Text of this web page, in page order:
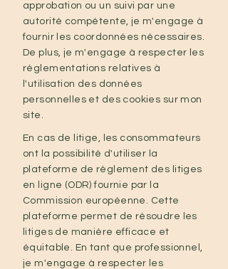
approbation ou un suivi par une
autorité compétente, je m'engage à
fournir les coordonnées nécessaires.
De plus, je m'engage à respecter les
réglementations relatives à
l'utilisation des données
personnelles et des cookies sur mon
site.
En cas de litige, les consommateurs
ont la possibilité d'utiliser la
plateforme de règlement des litiges
en ligne (ODR) fournie par la
Commission européenne. Cette
plateforme permet de résoudre les
litiges de manière efficace et
équitable. En tant que professionnel,
je m'engage à respecter les